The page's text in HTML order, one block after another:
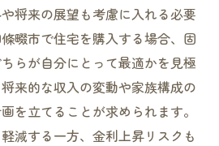
将来の展望も考慮に入れる必要
畷市で住宅を購入する場合、固
らが自分にとって最適かを見極
来的な収入の変動や家族構成の
を立てることが求められます。
減する一方、金利上昇リスクも